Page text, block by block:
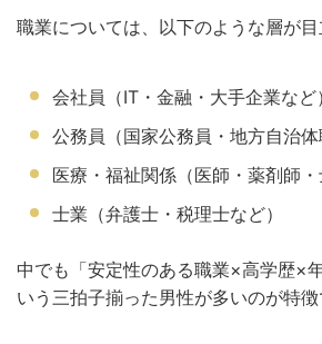
職業については、以下のような層が目
会社員（IT・金融・大手企業など）
公務員（国家公務員・地方自治体
医療・福祉関係（医師・薬剤師・
士業（弁護士・税理士など）
中でも「安定性のある職業×高学歴×
いう三拍子揃った男性が多いのが特徴